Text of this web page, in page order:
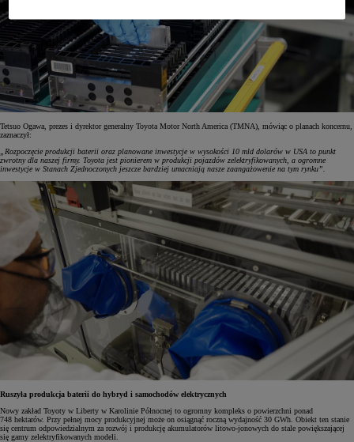
Tetsuo Ogawa, prezes i dyrektor generalny Toyota Motor North America (TMNA), mówiąc o planach koncernu,
zaznaczył:
„Rozpoczęcie produkcji baterii oraz planowane inwestycje w wysokości 10 mld dolarów w USA to punkt
zwrotny dla naszej firmy. Toyota jest pionierem w produkcji pojazdów zelektryfikowanych, a ogromne
inwestycje w Stanach Zjednoczonych jeszcze bardziej umacniają nasze zaangażowenie na tym rynku”.
Ruszyła produkcja baterii do hybryd i samochodów elektrycznych
Nowy zakład Toyoty w Liberty w Karolinie Północnej to ogromny kompleks o powierzchni ponad
748 hektarów. Przy pełnej mocy produkcyjnej może on osiągnąć roczną wydajność 30 GWh. Obiekt ten stanie
się centrum odpowiedzialnym za rozwój i produkcję akumulatorów litowo-jonowych do stale powiększającej
się gamy zelektryfikowanych modeli.